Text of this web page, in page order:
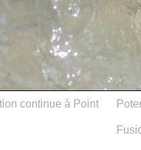
continue à Point